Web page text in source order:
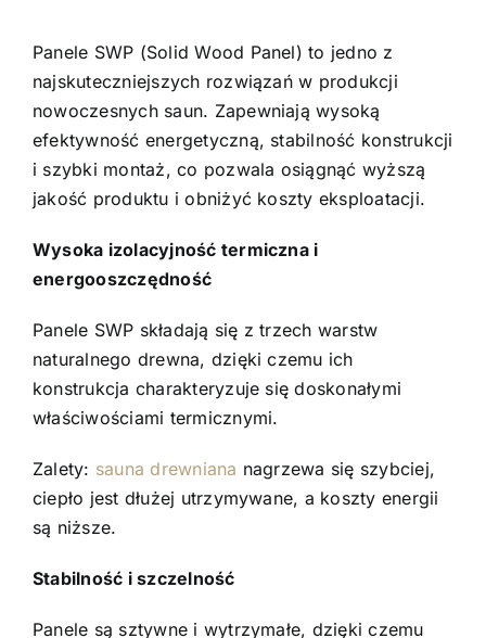
Panele SWP (Solid Wood Panel) to jedno z
najskuteczniejszych rozwiązań w produkcji
nowoczesnych saun. Zapewniają wysoką
efektywność energetyczną, stabilność konstrukcji
i szybki montaż, co pozwala osiągnąć wyższą
jakość produktu i obniżyć koszty eksploatacji.
Wysoka izolacyjność termiczna i
energooszczędność
Panele SWP składają się z trzech warstw
naturalnego drewna, dzięki czemu ich
konstrukcja charakteryzuje się doskonałymi
właściwościami termicznymi.
Zalety: sauna drewniana nagrzewa się szybciej,
ciepło jest dłużej utrzymywane, a koszty energii
są niższe.
Stabilność i szczelność
Panele są sztywne i wytrzymałe, dzięki czemu